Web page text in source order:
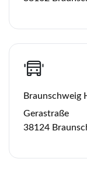
Die Rückfahrt
Braunschweig
Gerastraße
38124